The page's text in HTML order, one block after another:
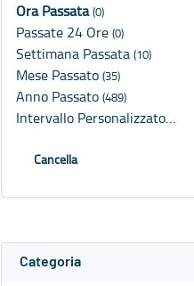
Ora Passata(0)
Passate 24 Ore (0)
Settimana Passata (10)
Mese Passato (35)
Anno Passato (489)
Intervallo Personalizzato…
Cancella
Categoria